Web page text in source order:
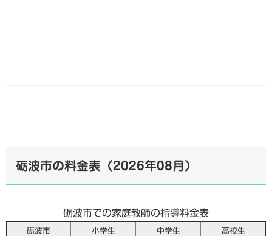
砺波市の料金表（2026年08月 ）
砺波市での家庭教師の指導料金表
砺波市 小学生 中学生 高校生